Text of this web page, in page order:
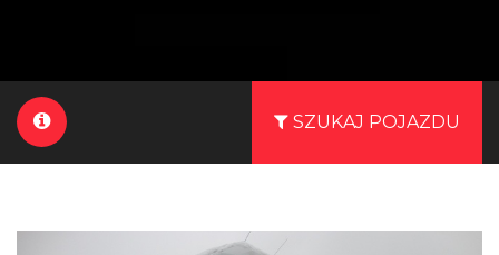
SZUKAJ POJAZDU